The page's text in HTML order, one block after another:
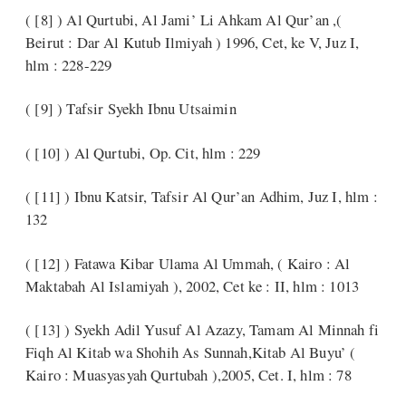
( [8] ) Al Qurtubi, Al Jami’ Li Ahkam Al Qur’an ,(
Beirut : Dar Al Kutub Ilmiyah ) 1996, Cet, ke V, Juz I,
hlm : 228-229
( [9] ) Tafsir Syekh Ibnu Utsaimin
( [10] ) Al Qurtubi, Op. Cit, hlm : 229
( [11] ) Ibnu Katsir, Tafsir Al Qur’an Adhim, Juz I, hlm :
132
( [12] ) Fatawa Kibar Ulama Al Ummah, ( Kairo : Al
Maktabah Al Islamiyah ), 2002, Cet ke : II, hlm : 1013
( [13] ) Syekh Adil Yusuf Al Azazy, Tamam Al Minnah fi
Fiqh Al Kitab wa Shohih As Sunnah,Kitab Al Buyu’ (
Kairo : Muasyasyah Qurtubah ),2005, Cet. I, hlm : 78